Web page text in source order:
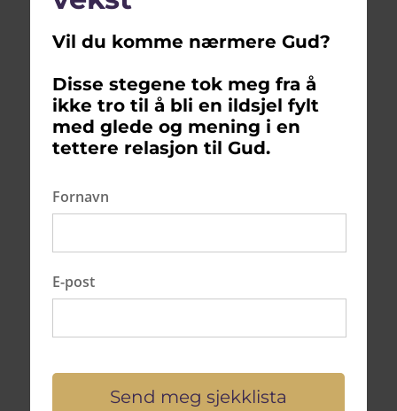
stadig mer populær praksis blant mennesker som
søker indre fred og åndelig vekst. Denne formen
for meditasjon involverer bruk av krystaller og
steiner, som antas å ha spesifikke energier og
egenskaper som kan påvirke den...
Vil du komme nærmere Gud?
Disse stegene tok meg fra å
ikke tro til å bli en ildsjel fylt
med glede og mening i en
tettere relasjon til Gud.
Fornavn
E-post
Send meg sjekklista